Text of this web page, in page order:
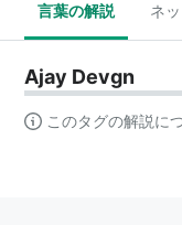
言葉の解説 ネ
Ajay Devgn
このタグの解説に